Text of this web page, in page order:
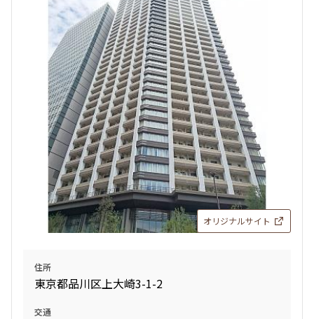
お問合せ
賃料改定 礼金改定
12階１２０８
162,000円12,000円
1.0ヶ月 無
1DK+Sto+SIC34.44㎡
三井の賃貸 当社限定物件 専任物件 駅近 ペット可
お問合せ 追加
1LDK44.55㎡
三井の賃貸 当社限定物件 専任物件
お問合せ
オリジナルサイト
住所
東京都品川区上大崎3-1-2
交通